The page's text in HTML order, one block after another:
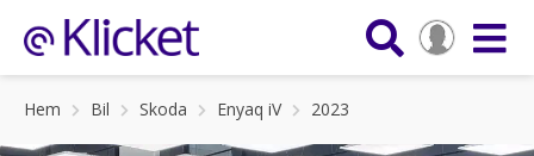
Hem Bil Skoda Enyaq iV 2023